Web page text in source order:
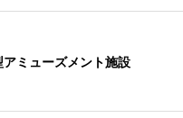
ミューズメント施設